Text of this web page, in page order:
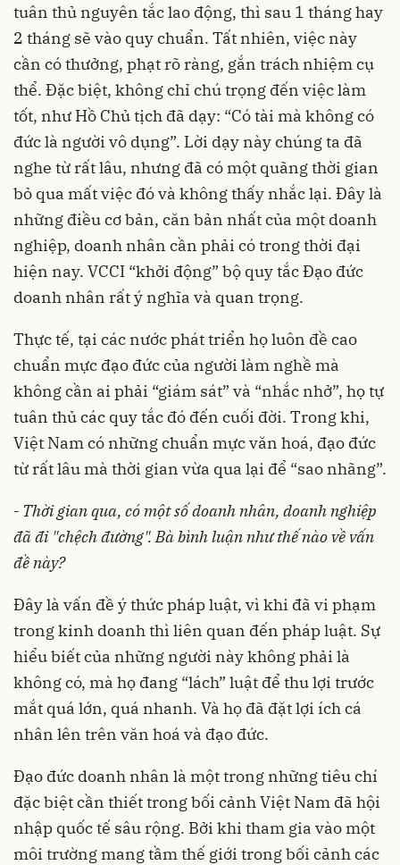
tuân thủ nguyên tắc lao động, thì sau 1 tháng hay
2 tháng sẽ vào quy chuẩn. Tất nhiên, việc này
cần có thưởng, phạt rõ ràng, gắn trách nhiệm cụ
thể. Đặc biệt, không chỉ chú trọng đến việc làm
tốt, như Hồ Chủ tịch đã dạy: “Có tài mà không có
đức là người vô dụng”. Lời dạy này chúng ta đã
nghe từ rất lâu, nhưng đã có một quãng thời gian
bỏ qua mất việc đó và không thấy nhắc lại. Đây là
những điều cơ bản, căn bản nhất của một doanh
nghiệp, doanh nhân cần phải có trong thời đại
hiện nay. VCCI “khởi động” bộ quy tắc Đạo đức
doanh nhân rất ý nghĩa và quan trọng.
Thực tế, tại các nước phát triển họ luôn đề cao
chuẩn mực đạo đức của người làm nghề mà
không cần ai phải “giám sát” và “nhắc nhở”, họ tự
tuân thủ các quy tắc đó đến cuối đời. Trong khi,
Việt Nam có những chuẩn mực văn hoá, đạo đức
từ rất lâu mà thời gian vừa qua lại để “sao nhãng”.
- Thời gian qua, có một số doanh nhân, doanh nghiệp
đã đi "chệch đường". Bà bình luận như thế nào về vấn
đề này?
Đây là vấn đề ý thức pháp luật, vì khi đã vi phạm
trong kinh doanh thì liên quan đến pháp luật. Sự
hiểu biết của những người này không phải là
không có, mà họ đang “lách” luật để thu lợi trước
mắt quá lớn, quá nhanh. Và họ đã đặt lợi ích cá
nhân lên trên văn hoá và đạo đức.
Đạo đức doanh nhân là một trong những tiêu chí
đặc biệt cần thiết trong bối cảnh Việt Nam đã hội
nhập quốc tế sâu rộng. Bởi khi tham gia vào một
môi trường mang tầm thế giới trong bối cảnh các